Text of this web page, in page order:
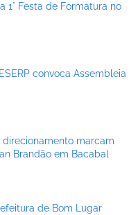
1° Festa de Formatura no
convoca Assembleia
marcam
Brandão em Bacabal
de Bom Lugar